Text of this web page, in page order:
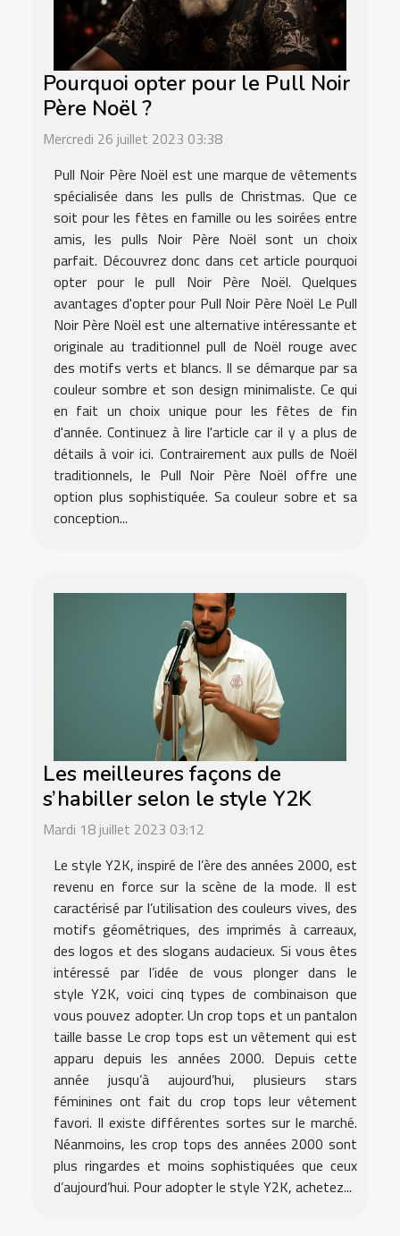
Pourquoi opter pour le Pull Noir
Père Noël ?
Mercredi 26 juillet 2023 03:38
Pull Noir Père Noël est une marque de vêtements
spécialisée dans les pulls de Christmas. Que ce
soit pour les fêtes en famille ou les soirées entre
amis, les pulls Noir Père Noël sont un choix
parfait. Découvrez donc dans cet article pourquoi
opter pour le pull Noir Père Noël. Quelques
avantages d'opter pour Pull Noir Père Noël Le Pull
Noir Père Noël est une alternative intéressante et
originale au traditionnel pull de Noël rouge avec
des motifs verts et blancs. Il se démarque par sa
couleur sombre et son design minimaliste. Ce qui
en fait un choix unique pour les fêtes de fin
d'année. Continuez à lire l'article car il y a plus de
détails à voir ici. Contrairement aux pulls de Noël
traditionnels, le Pull Noir Père Noël offre une
option plus sophistiquée. Sa couleur sobre et sa
conception...
Les meilleures façons de
s’habiller selon le style Y2K
Mardi 18 juillet 2023 03:12
Le style Y2K, inspiré de l’ère des années 2000, est
revenu en force sur la scène de la mode. Il est
caractérisé par l’utilisation des couleurs vives, des
motifs géométriques, des imprimés à carreaux,
des logos et des slogans audacieux. Si vous êtes
intéressé par l’idée de vous plonger dans le
style Y2K, voici cinq types de combinaison que
vous pouvez adopter. Un crop tops et un pantalon
taille basse Le crop tops est un vêtement qui est
apparu depuis les années 2000. Depuis cette
année jusqu’à aujourd’hui, plusieurs stars
féminines ont fait du crop tops leur vêtement
favori. Il existe différentes sortes sur le marché.
Néanmoins, les crop tops des années 2000 sont
plus ringardes et moins sophistiquées que ceux
d’aujourd’hui. Pour adopter le style Y2K, achetez...